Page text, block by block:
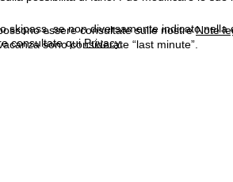
essere consultate sulle nostreNote
consultate quiPrivacy.
skipass, se non diversamente indicato
sono considerate “last minute”.